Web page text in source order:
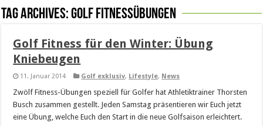
Tag Archives:golf fitnessübungen
Golf Fitness für den Winter: Übung
Kniebeugen
11. Januar 2014 Golf exklusiv, Lifestyle, News
Zwölf Fitness-Übungen speziell für Golfer hat Athletiktrainer Thorsten
Busch zusammen gestellt. Jeden Samstag präsentieren wir Euch jetzt
eine Übung, welche Euch den Start in die neue Golfsaison erleichtert.